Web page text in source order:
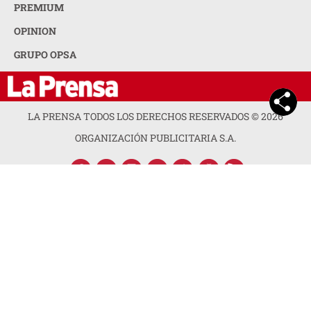
PREMIUM
OPINION
GRUPO OPSA
LA PRENSA TODOS LOS DERECHOS RESERVADOS ©2026
ORGANIZACIÓN PUBLICITARIA S.A.